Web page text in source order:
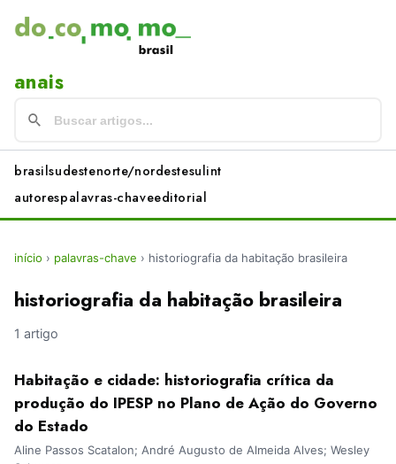
anais
brasilsudestenorte/nordestesulint
autorespalavras-chaveeditorial
início › palavras-chave › historiografia da habitação brasileira
historiografia da habitação brasileira
1 artigo
Habitação e cidade: historiografia crítica da
produção do IPESP no Plano de Ação do Governo
do Estado
Aline Passos Scatalon; André Augusto de Almeida Alves; Wesley